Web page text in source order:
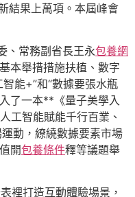
結果上萬項。本屆峰會
、常務副省長王永包養網
本舉措措施扶植、數字
能+”和“數據要張水瓶
了一本**《量子美學入
工智能賦能千行百業、
動，繚繞數據要素市場
開包養條件釋等議題舉
裡打造互動體驗場景，